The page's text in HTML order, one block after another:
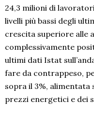
24,3 milioni di
livelli più bassi degli
crescita superiore alle
complessivamente
ultimi dati Istat
fare da contrappeso,
sopra il 3%,
prezzi energetici e dei